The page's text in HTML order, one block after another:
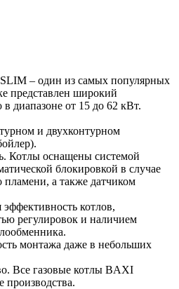
– один из самых популярных
представлен широкий
диапазоне от 15 до 62 кВт.
и двухконтурном
Котлы оснащены системой
блокировкой в случае
пламени, а также датчиком
котлов,
регулировок и наличием
монтажа даже в небольших
Все газовые котлы BAXI
производства.